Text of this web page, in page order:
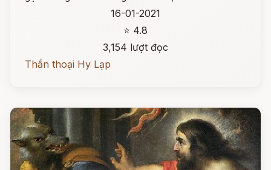
16-01-2021
⭐ 4.8
3,154 lượt đọc
Thần thoại Hy Lạp